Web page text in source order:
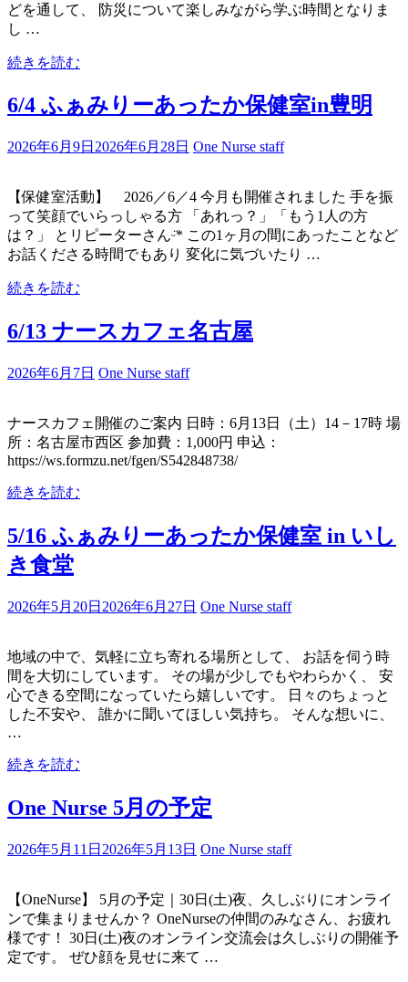
どを通して、 防災について楽しみながら学ぶ時間となりま
し …
続きを読む
6/4 ふぁみりーあったか保健室in豊明
2026年6月9日 2026年6月28日 One Nurse staff
【保健室活動】 2026／6／4 今月も開催されました 手を振
って笑顔でいらっしゃる方 「あれっ？」「もう1人の方
は？」 とリピーターさんᵕ̈* この1ヶ月の間にあったことなど
お話くださる時間でもあり 変化に気づいたり …
続きを読む
6/13 ナースカフェ名古屋
2026年6月7日 One Nurse staff
ナースカフェ開催のご案内 日時：6月13日（土）14－17時 場
所：名古屋市西区 参加費：1,000円 申込：
https://ws.formzu.net/fgen/S542848738/
続きを読む
5/16 ふぁみりーあったか保健室 in いし
き食堂
2026年5月20日 2026年6月27日 One Nurse staff
地域の中で、気軽に立ち寄れる場所として、 お話を伺う時
間を大切にしています。 その場が少しでもやわらかく、 安
心できる空間になっていたら嬉しいです。 日々のちょっと
した不安や、 誰かに聞いてほしい気持ち。 そんな想いに、
…
続きを読む
One Nurse 5月の予定
2026年5月11日 2026年5月13日 One Nurse staff
【OneNurse】 5月の予定｜30日(土)夜、久しぶりにオンライ
ンで集まりませんか？ ​OneNurseの仲間のみなさん、お疲れ
様です！ 30日(土)夜のオンライン交流会は久しぶりの開催予
定です。 ぜひ顔を見せに来て …